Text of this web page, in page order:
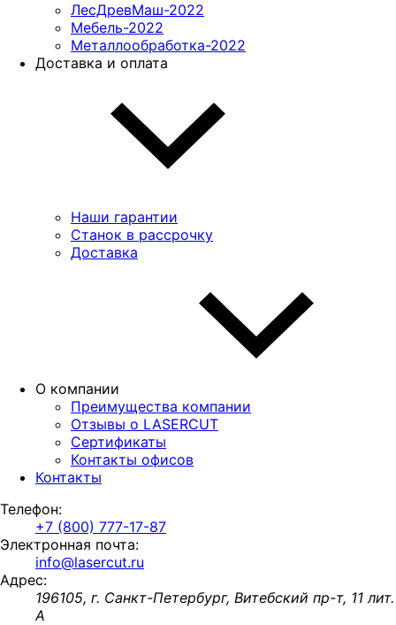
ЛесДревМаш-2022
Мебель-2022
Металлообработка-2022
Доставка и оплата
Наши гарантии
Станок в рассрочку
Доставка
О компании
Преимущества компании
Отзывы о LASERCUT
Сертификаты
Контакты офисов
Контакты
Телефон:
+7 (800) 777-17-87
Электронная почта:
info@lasercut.ru
Адрес:
196105, г. Санкт-Петербург, Витебский пр-т, 11 лит.
А